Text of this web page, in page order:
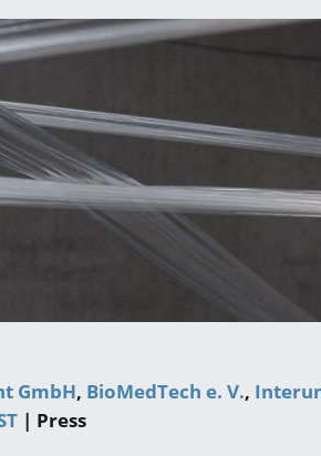
GmbH BioMedTech e. V.
| Press